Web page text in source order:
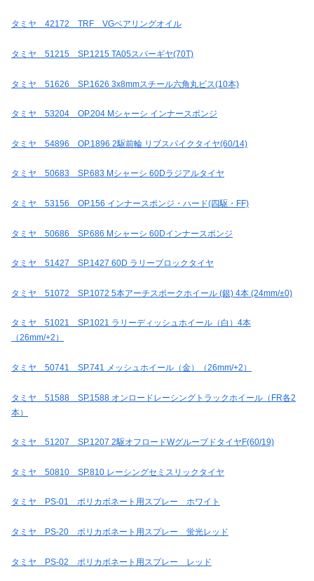
タミヤ 42172 TRF VGベアリングオイル
タミヤ 51215 SP.1215 TA05スパーギヤ(70T)
タミヤ 51626 SP.1626 3x8mmスチール六角丸ビス(10本)
タミヤ 53204 OP.204 Mシャーシ インナースポンジ
タミヤ 54896 OP.1896 2駆前輪 リブスパイクタイヤ(60/14)
タミヤ 50683 SP.683 Mシャーシ 60Dラジアルタイヤ
タミヤ 53156 OP.156 インナースポンジ・ハード(四駆・FF)
タミヤ 50686 SP.686 Mシャーシ 60Dインナースポンジ
タミヤ 51427 SP.1427 60D ラリーブロックタイヤ
タミヤ 51072 SP.1072 5本アーチスポークホイール (銀) 4本 (24mm/±0)
タミヤ 51021 SP.1021 ラリーディッシュホイール（白）4本
（26mm/+2）
タミヤ 50741 SP.741 メッシュホイール（金）（26mm/+2）
タミヤ 51588 SP.1588 オンロードレーシングトラックホイール（FR各2
本）
タミヤ 51207 SP.1207 2駆オフロードWグルーブドタイヤF(60/19)
タミヤ 50810 SP.810 レーシングセミスリックタイヤ
タミヤ PS-01 ポリカボネート用スプレー ホワイト
タミヤ PS-20 ポリカボネート用スプレー 蛍光レッド
タミヤ PS-02 ポリカボネート用スプレー レッド